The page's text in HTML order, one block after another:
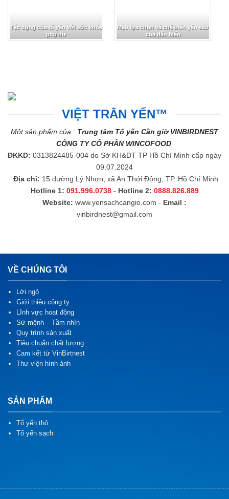
Tác dụng của tổ yến với sức khỏe
phụ nữ
Mẹo lựa chọn và chế biến yến sào
của dân biển
VIỆT TRÂN YẾN™
Một sản phẩm của : Trung tâm Tổ yến Cần giờ VINBIRDNEST
CÔNG TY CỔ PHẦN WINCOFOOD
ĐKKD: 0313824485-004 do Sở KH&ĐT TP Hồ Chí Minh cấp ngày
09.07.2024
Địa chỉ: 15 đường Lý Nhơn, xã An Thới Đông, TP. Hồ Chí Minh
Hotline 1: 091.996.0738 - Hotline 2: 0888.826.889
Website: www.yensachcangio.com - Email :
vinbirdnest@gmail.com
VỀ CHÚNG TÔI
Lời ngỏ
Giới thiệu công ty
Lĩnh vực hoạt động
Sứ mệnh – Tầm nhìn
Quy trình sản xuất
Tiêu chuẩn chất lượng
Cam kết từ VinBirtnest
Thư viện hình ảnh
SẢN PHẨM
Tổ yến thô
Tổ yến sạch